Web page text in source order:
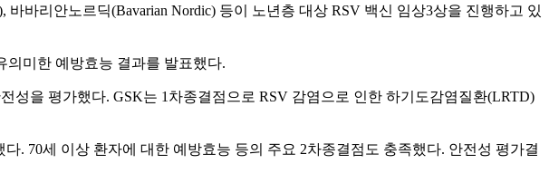
바리안노르딕(Bavarian Nordic) 등이 노년층 대상 RSV 백신 임상3상을 진행하고 있
의미한 예방효능 결과를 발표했다.
성을 평가했다. GSK는 1차종결점으로 RSV 감염으로 인한 하기도감염질환(LRTD)
. 70세 이상 환자에 대한 예방효능 등의 주요 2차종결점도 충족했다. 안전성 평가결